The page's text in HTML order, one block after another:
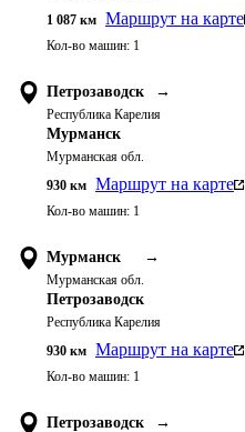
1 087 км Маршрут на карте
Кол-во машин: 1
Петрозаводск →
Республика Карелия
Мурманск
Мурманская обл.
930 км Маршрут на карте
Кол-во машин: 1
Мурманск →
Мурманская обл.
Петрозаводск
Республика Карелия
930 км Маршрут на карте
Кол-во машин: 1
Петрозаводск →